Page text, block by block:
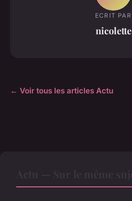
ECRIT PAR
nicolette
← Voir tous les articles Actu